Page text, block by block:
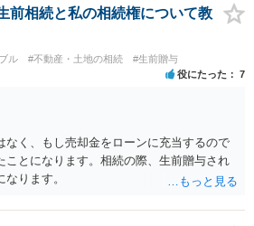
（信頼できる友人や専門職）に管理させ、
・介護費に優先充当 ・残余を友人や慈善団
相続ではなく信託帰属になるため、子の関
②遺言＋生命保険の組合せ 生活資金は手元
友人・団体にした保険を活用。保険金は
分対策にも有効と思われます。 ③負担付死
条件に、死亡時に財産を渡す」契約。条件
後の安心を担保できます。 ④ 寄附予約＋解
予約しつつ、資金不足時は解除できる条項
と思われます。
前相続と私の相続権について教
ル #不動産・土地の相続 #生前贈与
役にたった 7
なく、もし売却金をローンに充当するので
ことになります。相続の際、生前贈与され
ります。